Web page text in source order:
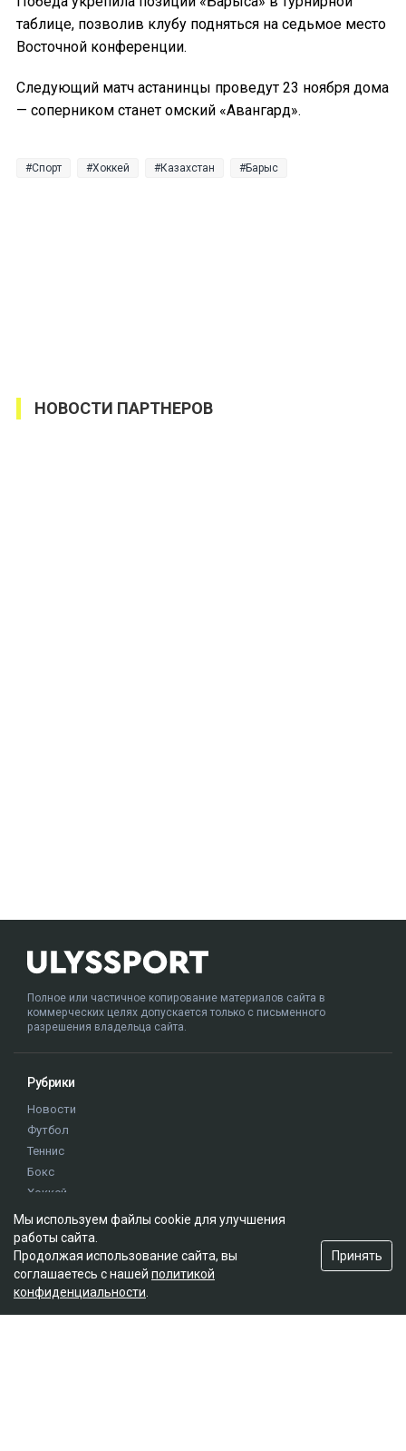
таблице, позволив клубу подняться на седьмое место
Восточной конференции.
Следующий матч астанинцы проведут 23 ноября дома
— соперником станет омский «Авангард».
Спорт Хоккей Казахстан Барыс
НОВОСТИ ПАРТНЕРОВ
Полное или частичное копирование материалов сайта в
коммерческих целях допускается только с письменного
разрешения владельца сайта.
Рубрики
Новости
Футбол
Теннис
Бокс
Хоккей
Истории
Олимпиада
Мы используем файлы cookie для улучшения
работы сайта.
Продолжая использование сайта, вы
соглашаетесь с нашей политикой
конфиденциальности
Принять